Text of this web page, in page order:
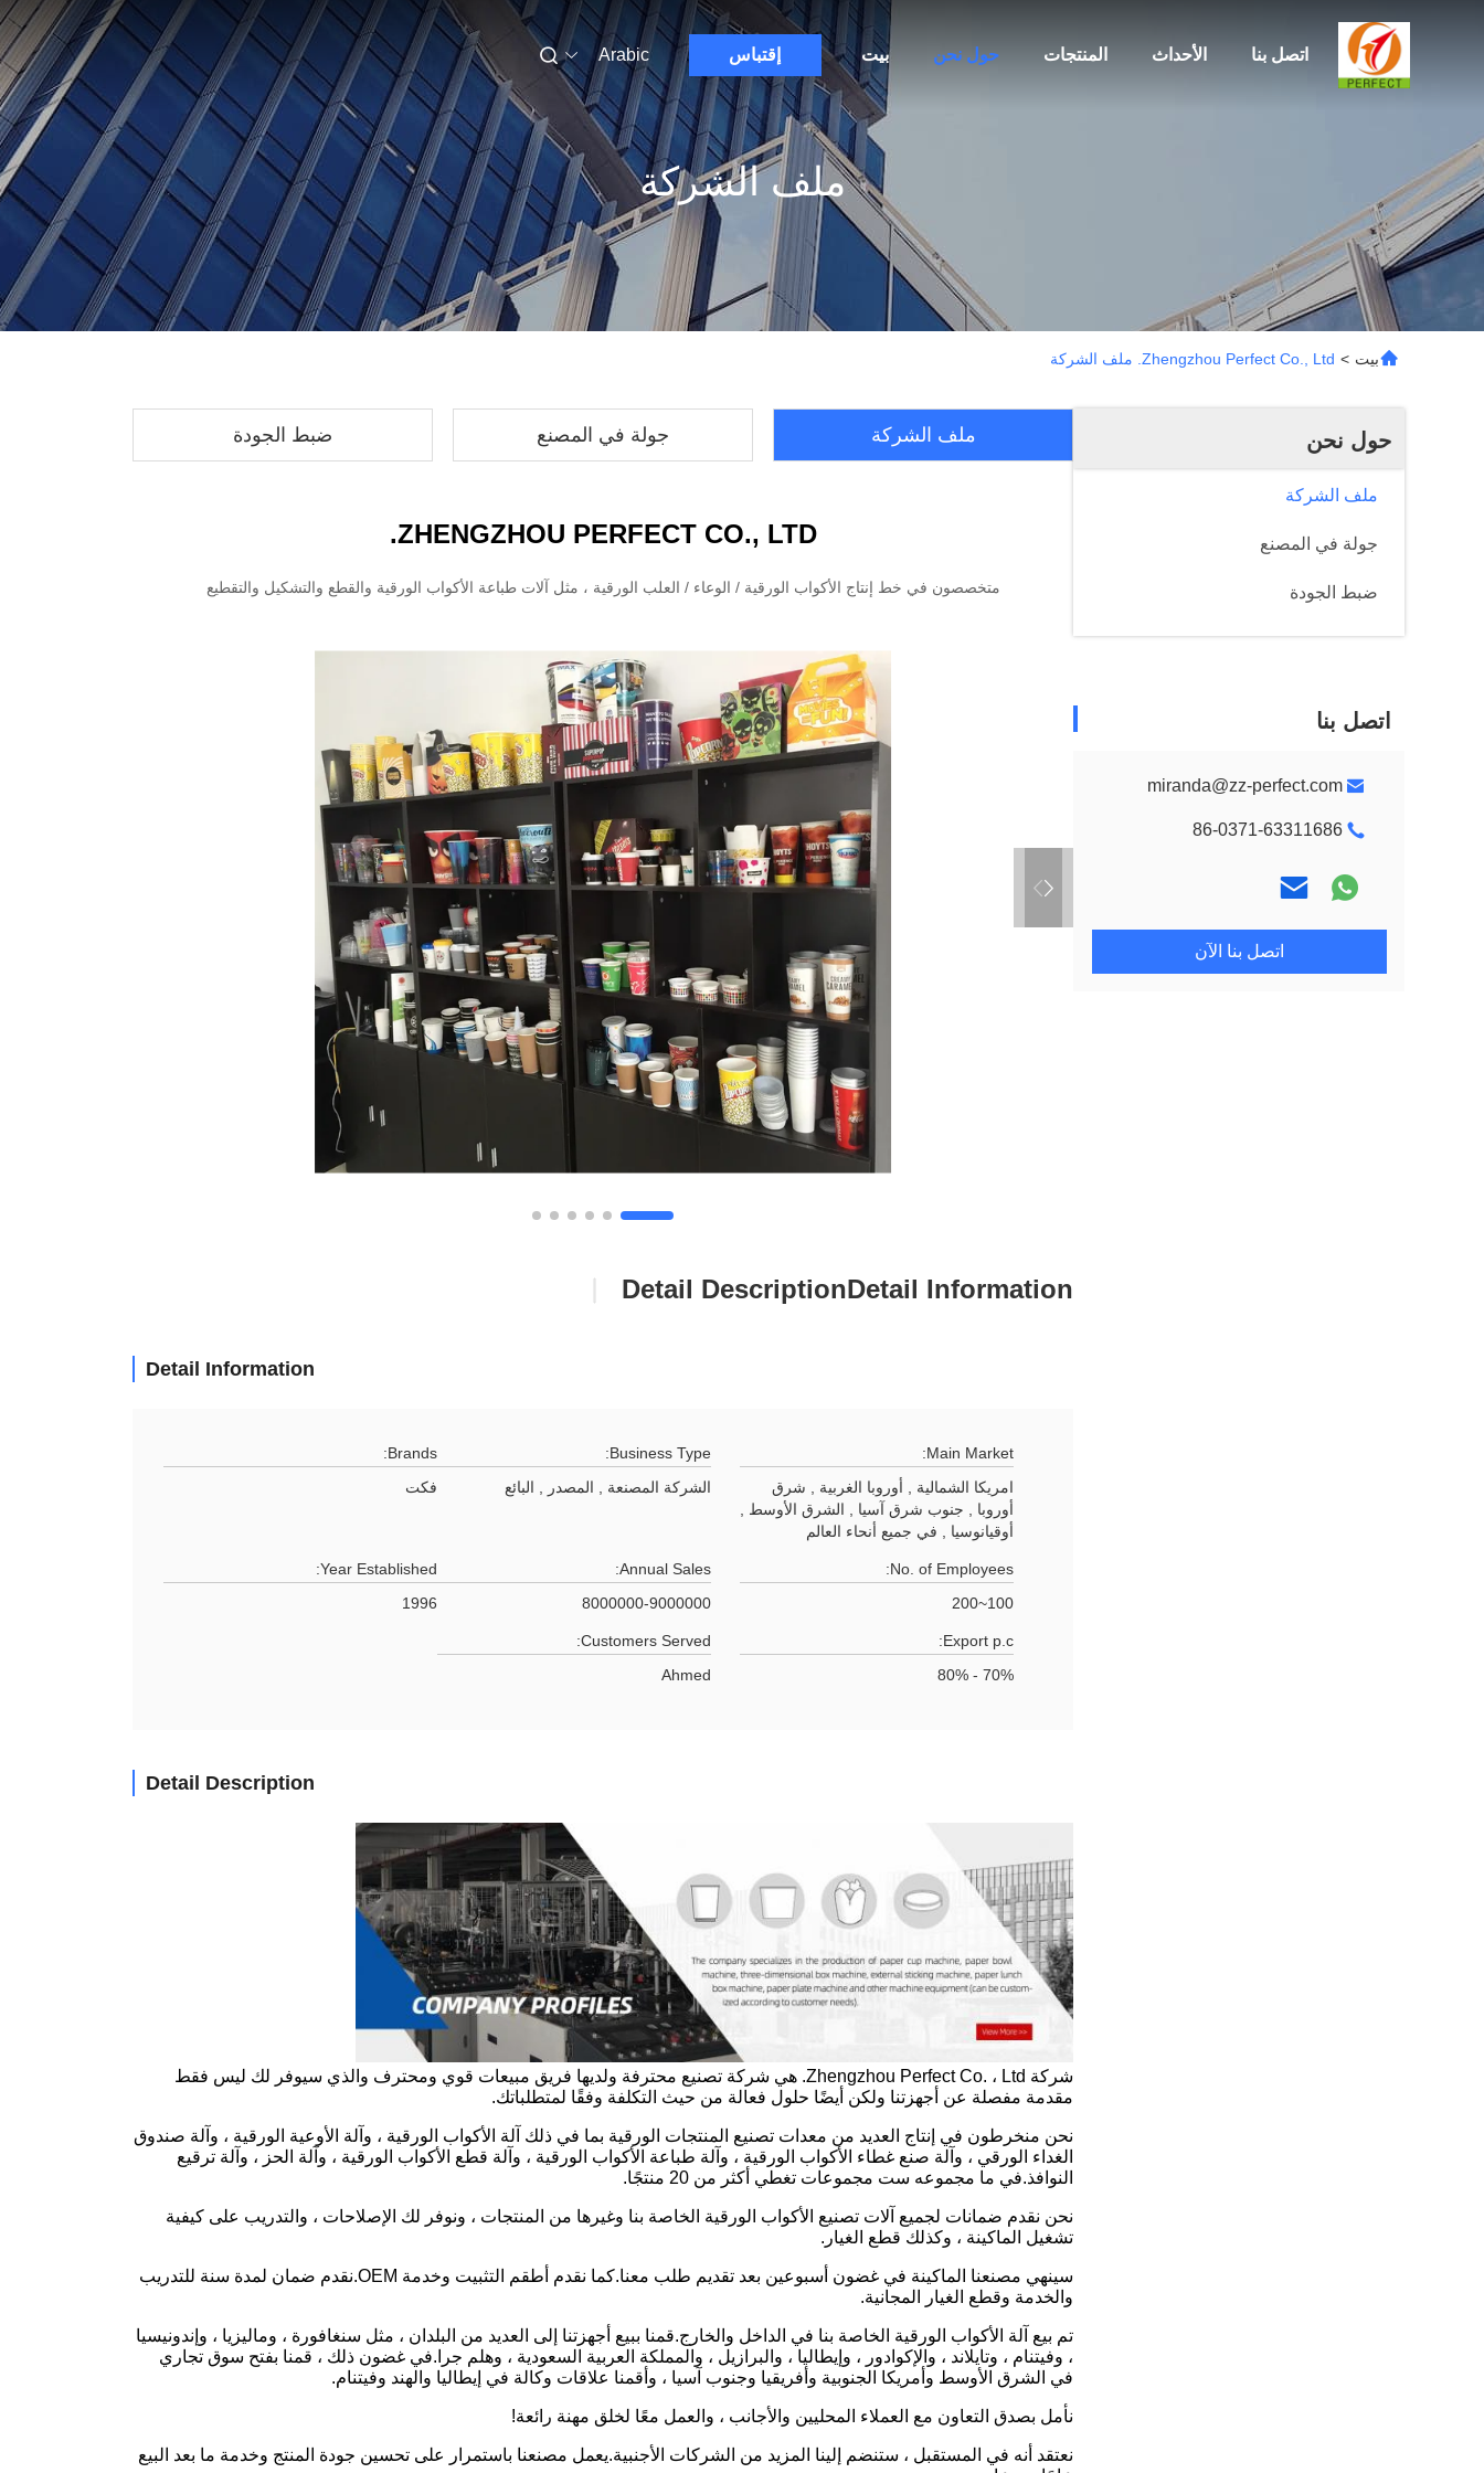
بيت حول نحن المنتجات الأحداث اتصل بنا إقتباس Arabic
ملف الشركة
بيت > Zhengzhou Perfect Co., Ltd. ملف الشركة
حول نحن
ملف الشركة
جولة في المصنع
ضبط الجودة
اتصل بنا
miranda@zz-perfect.com
86-0371-63311686
اتصل بنا الآن
ملف الشركة جولة في المصنع ضبط الجودة
ZHENGZHOU PERFECT CO., LTD.
متخصصون في خط إنتاج الأكواب الورقية / الوعاء / العلب الورقية ، مثل آلات طباعة الأكواب الورقية والقطع والتشكيل والتقطيع
Detail Information
Detail Description
Detail Information
Main Market:
امريكا الشمالية , أوروبا الغربية , شرق
أوروبا , جنوب شرق آسيا , الشرق الأوسط ,
أوقيانوسيا , في جميع أنحاء العالم
Business Type:
الشركة المصنعة , المصدر , البائع
Brands:
فكت
No. of Employees:
100~200
Annual Sales:
8000000-9000000
Year Established:
1996
Export p.c:
70% - 80%
Customers Served:
Ahmed
Detail Description
شركة Zhengzhou Perfect Co. ، Ltd. هي شركة تصنيع محترفة ولديها فريق مبيعات قوي ومحترف والذي سيوفر لك ليس فقط
مقدمة مفصلة عن أجهزتنا ولكن أيضًا حلول فعالة من حيث التكلفة وفقًا لمتطلباتك.
نحن منخرطون في إنتاج العديد من معدات تصنيع المنتجات الورقية بما في ذلك آلة الأكواب الورقية ، وآلة الأوعية الورقية ، وآلة صندوق
الغداء الورقي ، وآلة صنع غطاء الأكواب الورقية ، وآلة طباعة الأكواب الورقية ، وآلة قطع الأكواب الورقية ، وآلة الحز ، وآلة ترقيع
النوافذ.في ما مجموعه ست مجموعات تغطي أكثر من 20 منتجًا.
نحن نقدم ضمانات لجميع آلات تصنيع الأكواب الورقية الخاصة بنا وغيرها من المنتجات ، ونوفر لك الإصلاحات ، والتدريب على كيفية
تشغيل الماكينة ، وكذلك قطع الغيار.
سينهي مصنعنا الماكينة في غضون أسبوعين بعد تقديم طلب معنا.كما نقدم أطقم التثبيت وخدمة OEM.نقدم ضمان لمدة سنة للتدريب
والخدمة وقطع الغيار المجانية.
تم بيع آلة الأكواب الورقية الخاصة بنا في الداخل والخارج.قمنا ببيع أجهزتنا إلى العديد من البلدان ، مثل سنغافورة ، وماليزيا ، وإندونيسيا
، وفيتنام ، وتايلاند ، والإكوادور ، وإيطاليا ، والبرازيل ، والمملكة العربية السعودية ، وهلم جرا.في غضون ذلك ، قمنا بفتح سوق تجاري
في الشرق الأوسط وأمريكا الجنوبية وأفريقيا وجنوب آسيا ، وأقمنا علاقات وكالة في إيطاليا والهند وفيتنام.
نأمل بصدق التعاون مع العملاء المحليين والأجانب ، والعمل معًا لخلق مهنة رائعة!
نعتقد أنه في المستقبل ، ستنضم إلينا المزيد من الشركات الأجنبية.يعمل مصنعنا باستمرار على تحسين جودة المنتج وخدمة ما بعد البيع